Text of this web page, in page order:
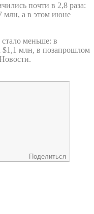
почти в 2,8 раза:
млн, а в этом июне
меньше: в
$1,1 млн, в позапрошлом
Поделиться